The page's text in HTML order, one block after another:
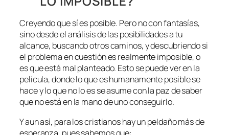
Creyendo que sí es posible. Pero no con fantasías,
sino desde el análisis de las posibilidades a tu
alcance, buscando otros caminos, y descubriendo si
el problema en cuestión es realmente imposible, o
es que está mal planteado. Esto se puede ver en la
película, donde lo que es humanamente posible se
hace y lo que no lo es se asume con la paz de saber
que no está en la mano de uno conseguirlo.
Y aun así, para los cristianos hay un peldaño más de